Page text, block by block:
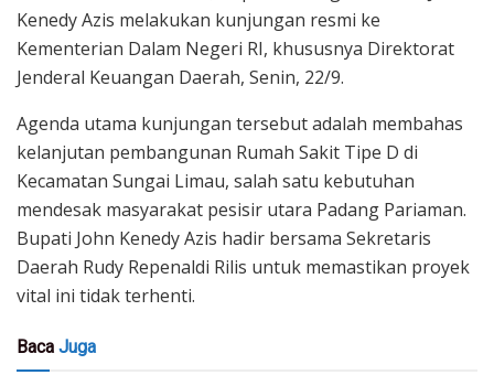
Kenedy Azis melakukan kunjungan resmi ke
Kementerian Dalam Negeri RI, khususnya Direktorat
Jenderal Keuangan Daerah, Senin, 22/9.
Agenda utama kunjungan tersebut adalah membahas
kelanjutan pembangunan Rumah Sakit Tipe D di
Kecamatan Sungai Limau, salah satu kebutuhan
mendesak masyarakat pesisir utara Padang Pariaman.
Bupati John Kenedy Azis hadir bersama Sekretaris
Daerah Rudy Repenaldi Rilis untuk memastikan proyek
vital ini tidak terhenti.
Baca Juga